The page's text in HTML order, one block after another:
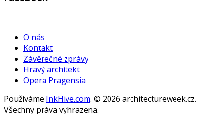
O nás
Kontakt
Závěrečné zprávy
Hravý architekt
Opera Pragensia
Používáme InkHive.com. © 2026 architectureweek.cz.
Všechny práva vyhrazena.